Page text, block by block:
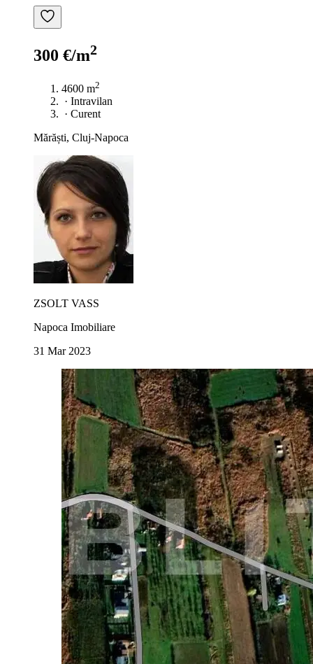
300 €/m2
4600 m2
· Intravilan
· Curent
Mărăști, Cluj-Napoca
ZSOLT VASS
Napoca Imobiliare
31 Mar 2023